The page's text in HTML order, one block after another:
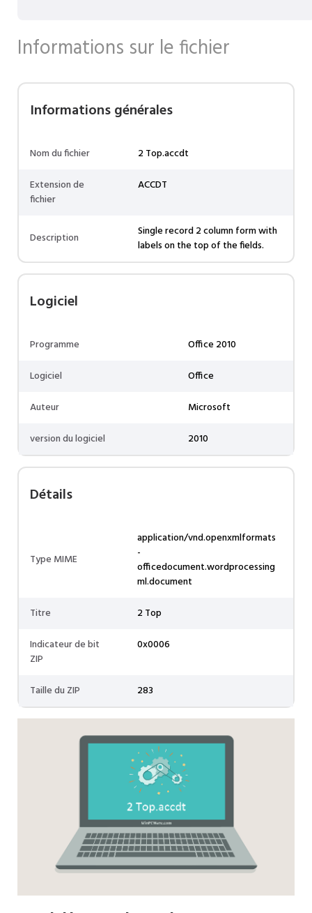
Informations sur le fichier
Informations générales
Nom du fichier
2 Top.accdt
Extension de
fichier
ACCDT
Description
Single record 2 column form with
labels on the top of the fields.
Logiciel
Programme
Office 2010
Logiciel
Office
Auteur
Microsoft
version du logiciel
2010
Détails
Type MIME
application/vnd.openxmlformats
-
officedocument.wordprocessing
ml.document
Titre
2 Top
Indicateur de bit
ZIP
0x0006
Taille du ZIP 283